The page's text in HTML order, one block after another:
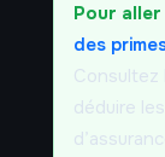
Pour
des
déduire